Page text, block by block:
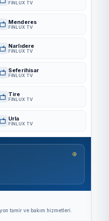
FINLUX TV
Menderes
FINLUX TV
Narlıdere
FINLUX TV
Seferihisar
FINLUX TV
Tire
FINLUX TV
Urla
FINLUX TV
®
tamir ve bakım hizmetleri.